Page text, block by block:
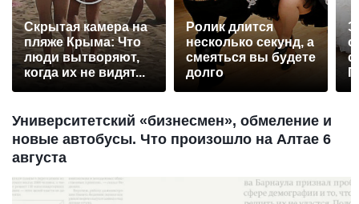
Скрытая камера на
пляже Крыма: Что
люди вытворяют,
когда их не видят...
Ролик длится
несколько секунд, а
смеяться вы будете
долго
Университетский «бизнесмен», обмеление и
новые автобусы. Что произошло на Алтае 6
августа